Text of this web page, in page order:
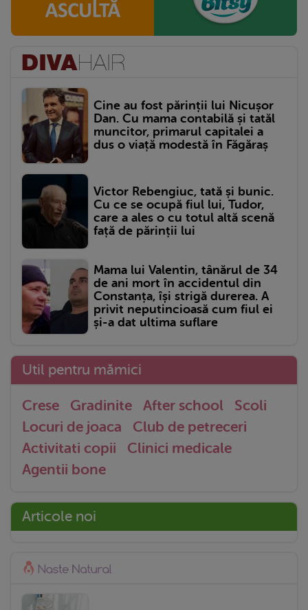
Cine au fost părinții lui Nicușor
Dan. Cu mama contabilă și tatăl
muncitor, primarul capitalei a
dus o viață modestă în Făgăraș
Victor Rebengiuc, tată și bunic.
Cu ce se ocupă fiul lui, Tudor,
care a ales o cu totul altă scenă
față de părinții lui
Mama lui Valentin, tânărul de 34
de ani mort în accidentul din
Constanța, își strigă durerea. A
privit neputincioasă cum fiul ei
și-a dat ultima suflare
Util pentru mămici
Crese Gradinite After school
Scoli
Locuri de joaca
Club de petreceri
Activitati copii
Clinici medicale
Agentii bone
Articole noi